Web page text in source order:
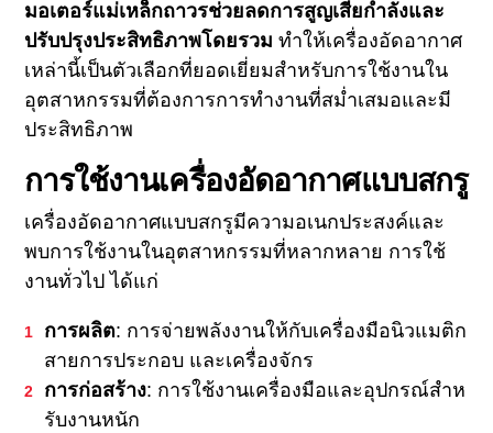
มอเตอร์แม่เหล็กถาวรช่วยลดการสูญเสียกําลังและ
ปรับปรุงประสิทธิภาพโดยรวม ทําให้เครื่องอัดอากาศ
เหล่านี้เป็นตัวเลือกที่ยอดเยี่ยมสําหรับการใช้งานใน
อุตสาหกรรมที่ต้องการการทํางานที่สม่ำเสมอและมี
ประสิทธิภาพ
การใช้งานเครื่องอัดอากาศแบบสกรู
เครื่องอัดอากาศแบบสกรูมีความอเนกประสงค์และ
พบการใช้งานในอุตสาหกรรมที่หลากหลาย การใช้
งานทั่วไป ได้แก่
การผลิต: การจ่ายพลังงานให้กับเครื่องมือนิวแมติก
สายการประกอบ และเครื่องจักร
การก่อสร้าง: การใช้งานเครื่องมือและอุปกรณ์สําห
รับงานหนัก